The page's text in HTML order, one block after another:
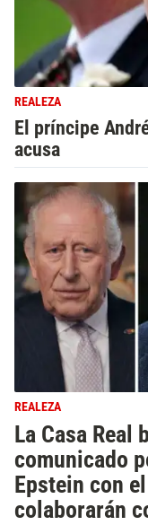
REALEZA
El príncipe
acusa
REALEZA
La Casa Real
comunicado
Epstein con
colaborarán